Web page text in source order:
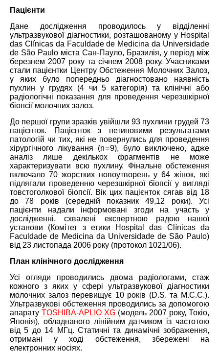
Пацієнти
Дане дослідження проводилось у відділенні
ультразвукової діагностики, розташованому у Hospital
das Clínicas da Faculdade de Medicina da Universidade
de São Paulo міста Сан-Пауло, Бразилія, у період між
березнем 2007 року та січнем 2008 року. Учасниками
стали пацієнтки Центру Обстеження Молочних Залоз,
у яких було попередньо діагностовано наявність
пухлин у грудях (4 чи 5 категорія) та клінічні або
радіологічні показання для проведення черезшкірної
біопсії молочних залоз.
До першої групи зразків увійшли 93 пухлини грудей 73
пацієнток. Пацієнток з нетиповими результатами
патологій чи тих, які не повернулись для проведення
хірургічного лікування (n = 9), було виключено, адже
аналіз лише декількохфрагментів не може
характеризувати всю пухлину. Фінальне обстеження
включало 70 жорстких новоутворень у 64 жінок, які
підлягали проведенню черезшкірної біопсії у вигляді
товстоголкової біопсії. Вік цих пацієнток сягав від 18
до 78 років (середній показник 49,12 роки). Усі
пацієнти надали інформовані згоди на участь у
дослідженні, схвалені експертною радою нашої
установи (Комітет з етики Hospital das Clínicas da
Faculdade de Medicina da Universidade de São Paulo)
від 23 листопада 2006 року (протокол 1021/06).
План клінічного дослідження
Усі огляди проводились двома радіологами, стаж
кожного з яких у сфері ультразвукової діагностики
молочних залоз перевищує 10 років (D.S. та M.C.C.).
Ультразвукові обстеження проводились за допомогою
апарату TOSHIBA-APLIO XG (модель 2007 року, Токіо,
Японія), обладнаного лінійним датчиком із частотою
від 5 до 14 МГц. Статичні та динамічні зображення,
отримані у ході обстеження, збережені на
електронних носіях.